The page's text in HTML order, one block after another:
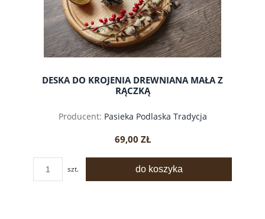
DESKA DO KROJENIA DREWNIANA MAŁA Z
RĄCZKĄ
Producent: Pasieka Podlaska Tradycja
69,00 ZŁ
szt. do koszyka